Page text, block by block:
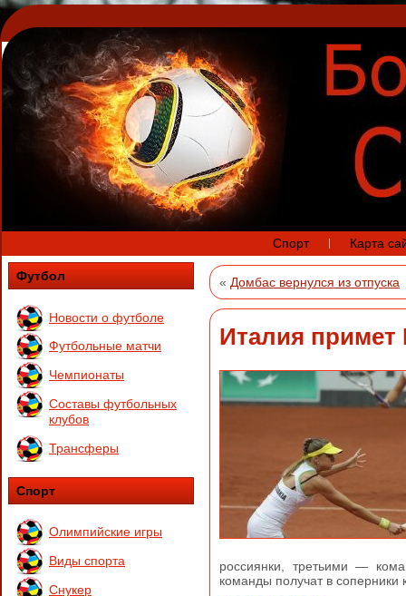
Спорт Карта
Футбол
Новости о футболе
Футбольные матчи
Чемпионаты
Составы футбольных
клубов
Трансферы
Спорт
Олимпийские игры
Виды спорта
Снукер
« Домбас вернулся из отпуска
Италия
россиянки, третьими —
команды получат в